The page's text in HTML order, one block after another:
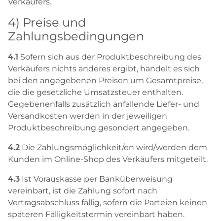
4) Preise und
Zahlungsbedingungen
4.1 Sofern sich aus der Produktbeschreibung des
Verkäufers nichts anderes ergibt, handelt es sich
bei den angegebenen Preisen um Gesamtpreise,
die die gesetzliche Umsatzsteuer enthalten.
Gegebenenfalls zusätzlich anfallende Liefer- und
Versandkosten werden in der jeweiligen
Produktbeschreibung gesondert angegeben.
4.2 Die Zahlungsmöglichkeit/en wird/werden dem
Kunden im Online-Shop des Verkäufers mitgeteilt.
4.3 Ist Vorauskasse per Banküberweisung
vereinbart, ist die Zahlung sofort nach
Vertragsabschluss fällig, sofern die Parteien keinen
späteren Fälligkeitstermin vereinbart haben.